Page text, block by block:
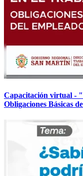
Capacitación virtual -
Obligaciones Básicas